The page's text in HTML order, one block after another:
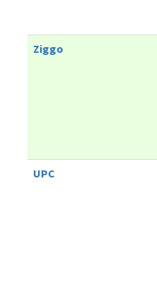
Ziggo
UPC